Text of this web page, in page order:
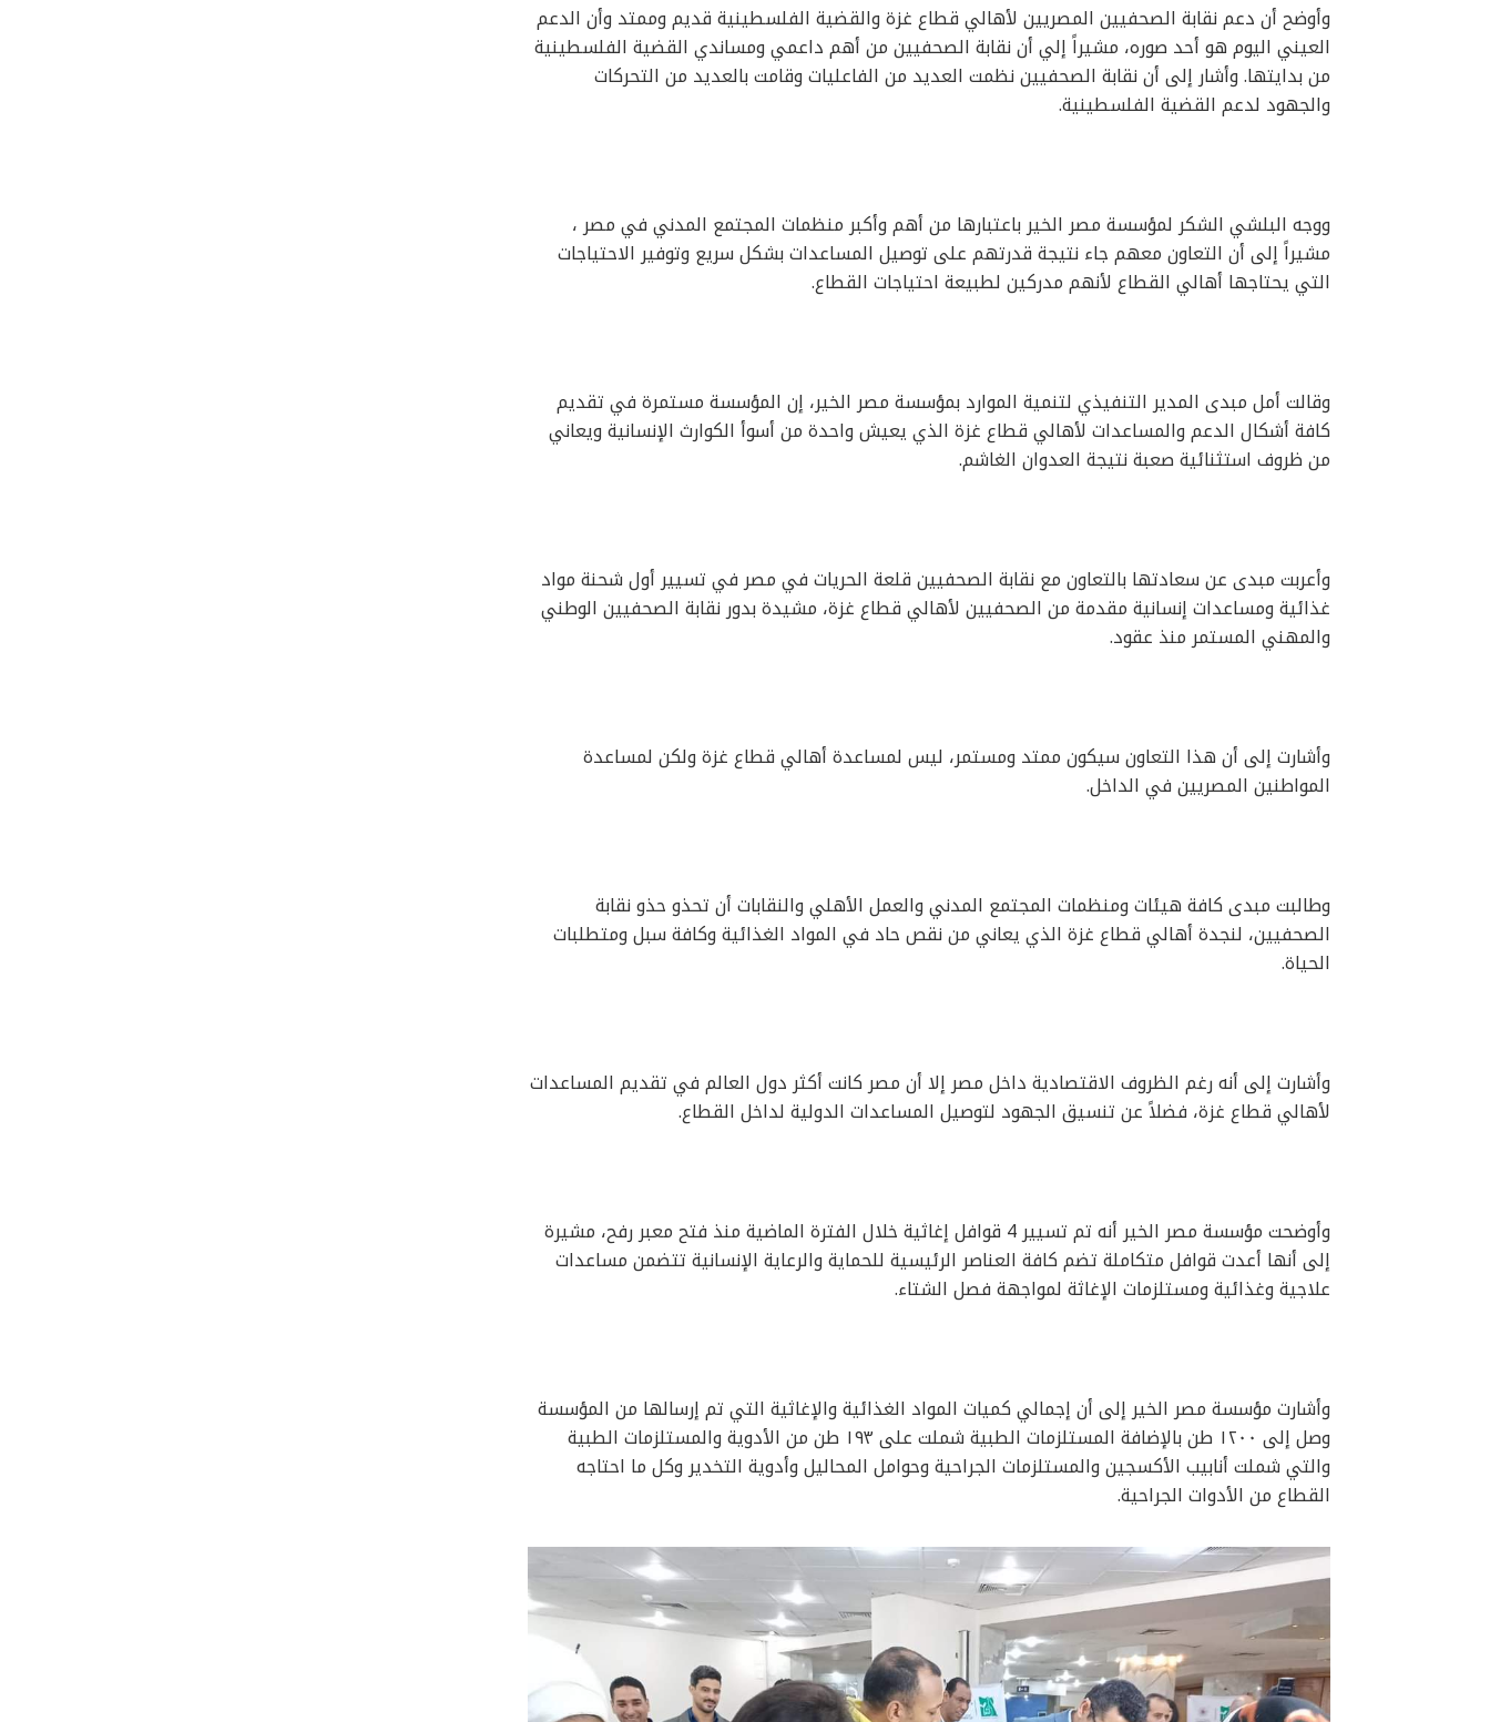
وأوضح أن دعم نقابة الصحفيين المصريين لأهالي قطاع غزة والقضية الفلسطينية قديم وممتد وأن الدعم
العيني اليوم هو أحد صوره، مشيراً إلي أن نقابة الصحفيين من أهم داعمي ومساندي القضية الفلسطينية
من بدايتها. وأشار إلى أن نقابة الصحفيين نظمت العديد من الفاعليات وقامت بالعديد من التحركات
والجهود لدعم القضية الفلسطينية.
ووجه البلشي الشكر لمؤسسة مصر الخير باعتبارها من أهم وأكبر منظمات المجتمع المدني في مصر ،
مشيراً إلى أن التعاون معهم جاء نتيجة قدرتهم على توصيل المساعدات بشكل سريع وتوفير الاحتياجات
التي يحتاجها أهالي القطاع لأنهم مدركين لطبيعة احتياجات القطاع.
وقالت أمل مبدى المدير التنفيذي لتنمية الموارد بمؤسسة مصر الخير، إن المؤسسة مستمرة في تقديم
كافة أشكال الدعم والمساعدات لأهالي قطاع غزة الذي يعيش واحدة من أسوأ الكوارث الإنسانية ويعاني
من ظروف استثنائية صعبة نتيجة العدوان الغاشم.
وأعربت مبدى عن سعادتها بالتعاون مع نقابة الصحفيين قلعة الحريات في مصر في تسيير أول شحنة مواد
غذائية ومساعدات إنسانية مقدمة من الصحفيين لأهالي قطاع غزة، مشيدة بدور نقابة الصحفيين الوطني
والمهني المستمر منذ عقود.
وأشارت إلى أن هذا التعاون سيكون ممتد ومستمر، ليس لمساعدة أهالي قطاع غزة ولكن لمساعدة
المواطنين المصريين في الداخل.
وطالبت مبدى كافة هيئات ومنظمات المجتمع المدني والعمل الأهلي والنقابات أن تحذو حذو نقابة
الصحفيين، لنجدة أهالي قطاع غزة الذي يعاني من نقص حاد في المواد الغذائية وكافة سبل ومتطلبات
الحياة.
وأشارت إلى أنه رغم الظروف الاقتصادية داخل مصر إلا أن مصر كانت أكثر دول العالم في تقديم المساعدات
لأهالي قطاع غزة، فضلاً عن تنسيق الجهود لتوصيل المساعدات الدولية لداخل القطاع.
وأوضحت مؤسسة مصر الخير أنه تم تسيير 4 قوافل إغاثية خلال الفترة الماضية منذ فتح معبر رفح، مشيرة
إلى أنها أعدت قوافل متكاملة تضم كافة العناصر الرئيسية للحماية والرعاية الإنسانية تتضمن مساعدات
علاجية وغذائية ومستلزمات الإغاثة لمواجهة فصل الشتاء.
وأشارت مؤسسة مصر الخير إلى أن إجمالي كميات المواد الغذائية والإغاثية التي تم إرسالها من المؤسسة
وصل إلى ١٢٠٠ طن بالإضافة المستلزمات الطبية شملت على ١٩٣ طن من الأدوية والمستلزمات الطبية
والتي شملت أنابيب الأكسجين والمستلزمات الجراحية وحوامل المحاليل وأدوية التخدير وكل ما احتاجه
القطاع من الأدوات الجراحية.